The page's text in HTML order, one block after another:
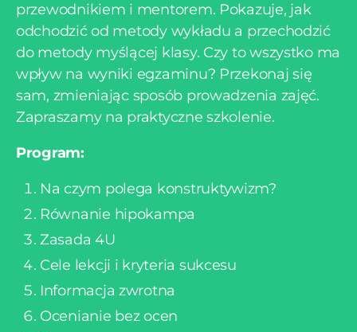
przewodnikiem i mentorem. Pokazuje, jak
odchodzić od metody wykładu a przechodzić
do metody myślącej klasy. Czy to wszystko ma
wpływ na wyniki egzaminu? Przekonaj się
sam, zmieniając sposób prowadzenia zajęć.
Zapraszamy na praktyczne szkolenie.
Program:
Na czym polega konstruktywizm?
Równanie hipokampa
Zasada 4U
Cele lekcji i kryteria sukcesu
Informacja zwrotna
Ocenianie bez ocen